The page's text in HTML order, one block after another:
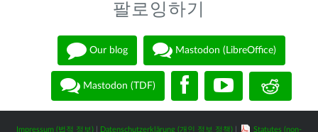
팔로잉하기
Our blog Mastodon (LibreOffice)
Mastodon (TDF)
Impressum (법적 정보) Datenschutzerklärung (개인 정보 정책) Statutes (non-